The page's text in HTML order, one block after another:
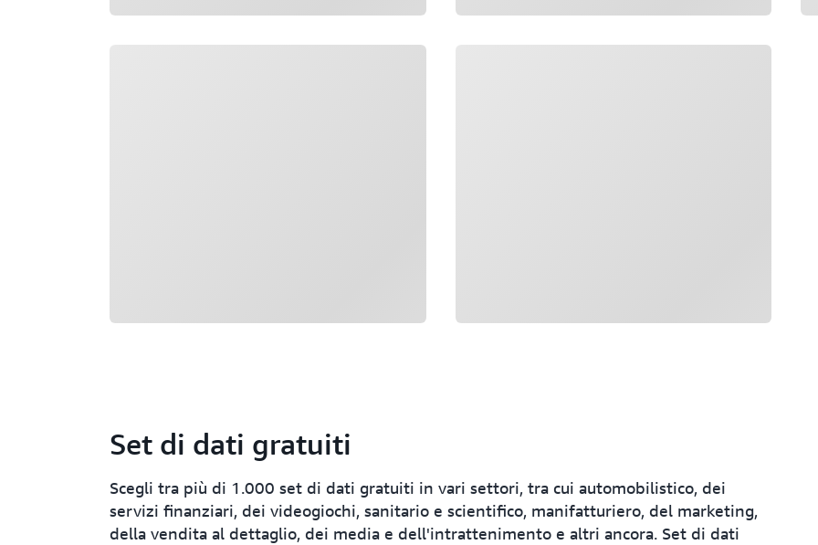
Set di dati gratuiti
Scegli tra più di 1.000 set di dati gratuiti in vari settori, tra cui automobilistico, dei
servizi finanziari, dei videogiochi, sanitario e scientifico, manifatturiero, del marketing,
della vendita al dettaglio, dei media e dell'intrattenimento e altri ancora. Set di dati